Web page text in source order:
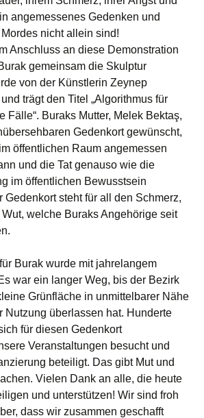
angemessenes Gedenken und
nicht allein sind!
Anschluss an diese Demonstration
gemeinsam die Skulptur
von der Künstlerin Zeynep
trägt den Titel „Algorithmus für
Fälle“. Buraks Mutter, Melek Bektaş,
Gedenkort gewünscht,
öffentlichen Raum angemessen
und die Tat genauso wie die
im öffentlichen Bewusstsein
Gedenkort steht für all den Schmerz,
welche Buraks Angehörige seit
Burak wurde mit jahrelangem
war ein langer Weg, bis der Bezirk
Grünfläche in unmittelbarer Nähe
Nutzung überlassen hat. Hunderte
für diesen Gedenkort
Veranstaltungen besucht und
beteiligt. Das gibt Mut und
Vielen Dank an alle, die heute
und unterstützen! Wir sind froh
dass wir zusammen geschafft